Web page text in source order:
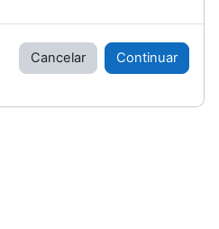
Cancelar Continuar